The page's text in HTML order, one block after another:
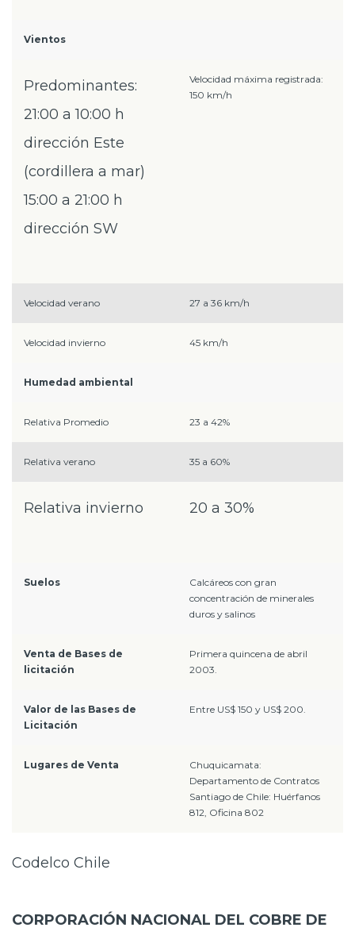
Vientos
Predominantes:
21:00 a 10:00 h
dirección Este
(cordillera a mar)
15:00 a 21:00 h
dirección SW
Velocidad máxima registrada:
150 km/h
Velocidad verano 27 a 36 km/h
Velocidad invierno 45 km/h
Humedad ambiental
Relativa Promedio 23 a 42%
Relativa verano 35 a 60%
Relativa invierno 20 a 30%
Suelos
Calcáreos con gran
concentración de minerales
duros y salinos
Venta de Bases de
licitación
Primera quincena de abril
2003.
Valor de las Bases de
Licitación
Entre US$ 150 y US$ 200.
Lugares de Venta
Chuquicamata:
Departamento de Contratos
Santiago de Chile: Huérfanos
812, Oficina 802
Codelco Chile
CORPORACIÓN NACIONAL DEL COBRE DE